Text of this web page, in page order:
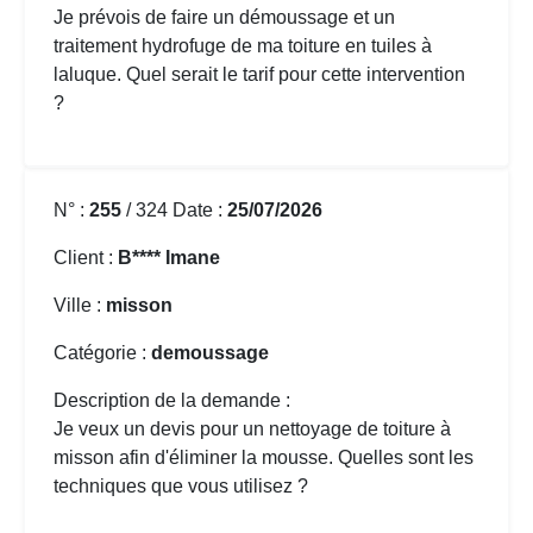
Je prévois de faire un démoussage et un
traitement hydrofuge de ma toiture en tuiles à
laluque. Quel serait le tarif pour cette intervention
?
N° : 255 / 324 Date : 25/07/2026
Client : B**** Imane
Ville : misson
Catégorie : demoussage
Description de la demande :
Je veux un devis pour un nettoyage de toiture à
misson afin d'éliminer la mousse. Quelles sont les
techniques que vous utilisez ?